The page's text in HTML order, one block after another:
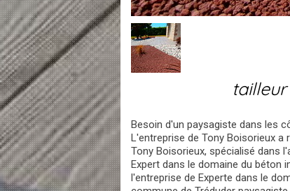
Besoin d'un paysagiste dans les
L'entreprise de Tony Boisorieux a
Tony Boisorieux, spécialisé dans
Expert dans le domaine du béton
l'entreprise de Experte dans le